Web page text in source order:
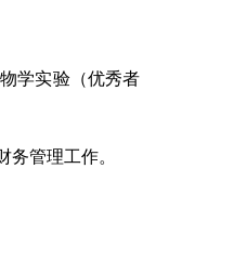
学实验（优秀者
管理工作。